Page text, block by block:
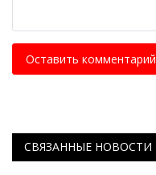
Оставить комментарий
СВЯЗАННЫЕ НОВОСТИ